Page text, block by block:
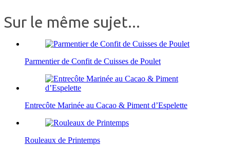
Sur le même sujet...
Parmentier de Confit de Cuisses de Poulet
Entrecôte Marinée au Cacao & Piment d’Espelette
Rouleaux de Printemps